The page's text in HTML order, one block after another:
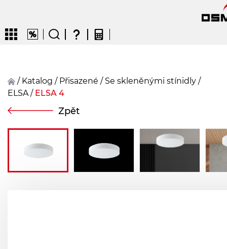
CZENDEFRFIN
/ Katalog / přisazené / Se skleněnými stínidly /
ELSA/ ELSA 4
Zpět